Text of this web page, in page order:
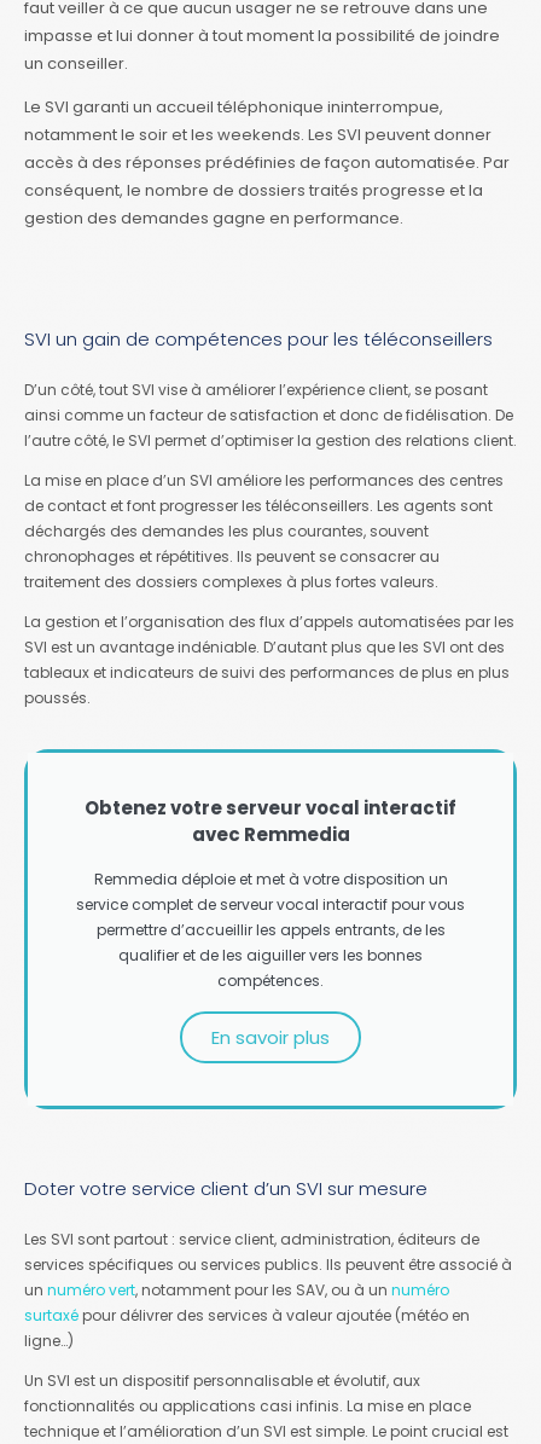
faut veiller à ce que aucun usager ne se retrouve dans une
impasse et lui donner à tout moment la possibilité de joindre
un conseiller.
Le SVI garanti un accueil téléphonique ininterrompue,
notamment le soir et les weekends. Les SVI peuvent donner
accès à des réponses prédéfinies de façon automatisée. Par
conséquent, le nombre de dossiers traités progresse et la
gestion des demandes gagne en performance.
SVI un gain de compétences pour les téléconseillers
D’un côté, tout SVI vise à améliorer l’expérience client, se posant
ainsi comme un facteur de satisfaction et donc de fidélisation. De
l’autre côté, le SVI permet d’optimiser la gestion des relations client.
La mise en place d’un SVI améliore les performances des centres
de contact et font progresser les téléconseillers. Les agents sont
déchargés des demandes les plus courantes, souvent
chronophages et répétitives. Ils peuvent se consacrer au
traitement des dossiers complexes à plus fortes valeurs.
La gestion et l’organisation des flux d’appels automatisées par les
SVI est un avantage indéniable. D’autant plus que les SVI ont des
tableaux et indicateurs de suivi des performances de plus en plus
poussés.
Obtenez votre serveur vocal interactif
avec Remmedia
Remmedia déploie et met à votre disposition un
service complet de serveur vocal interactif pour vous
permettre d’accueillir les appels entrants, de les
qualifier et de les aiguiller vers les bonnes
compétences.
En savoir plus
Doter votre service client d’un SVI sur mesure
Les SVI sont partout : service client, administration, éditeurs de
services spécifiques ou services publics. Ils peuvent être associé à
un numéro vert, notamment pour les SAV, ou à un numéro
surtaxépour délivrer des services à valeur ajoutée (météo en
ligne…)
Un SVI est un dispositif personnalisable et évolutif, aux
fonctionnalités ou applications casi infinis. La mise en place
technique et l’amélioration d’un SVI est simple. Le point crucial est